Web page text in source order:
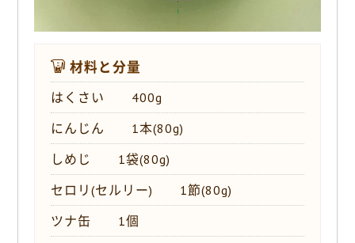
材料と分量
はくさい 400g
にんじん 1本(80g)
しめじ 1袋(80g)
セロリ(セルリー) 1節(80g)
ツナ缶 1個